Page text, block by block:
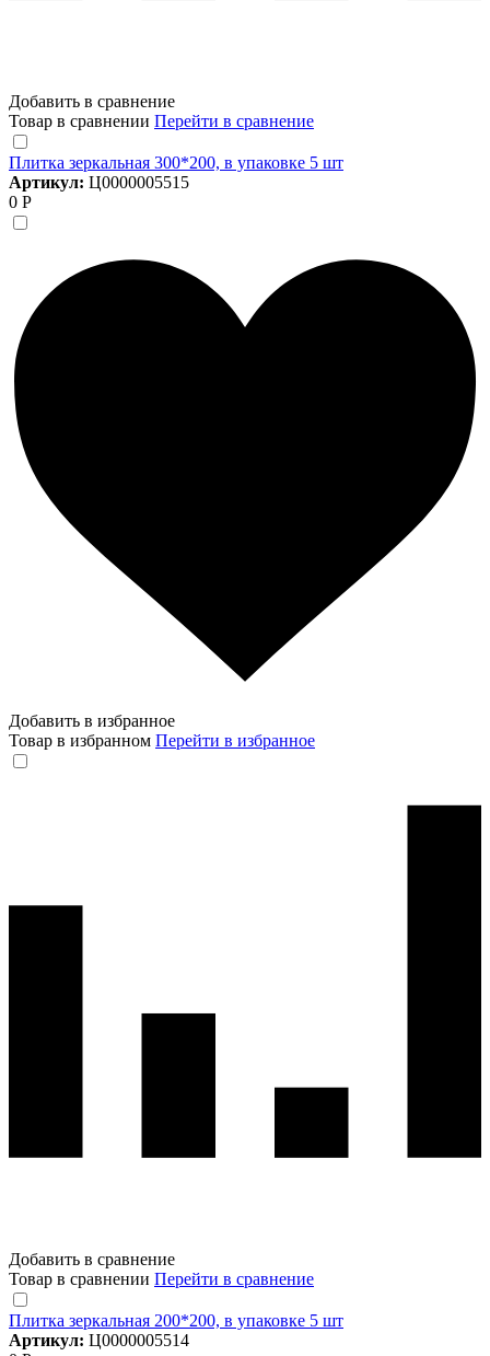
Добавить в сравнение
Товар в сравнении Перейти в сравнение
Плитка зеркальная 300*200, в упаковке 5 шт
Артикул: Ц0000005515
0 Р
Добавить в избранное
Товар в избранном Перейти в избранное
Добавить в сравнение
Товар в сравнении Перейти в сравнение
Плитка зеркальная 200*200, в упаковке 5 шт
Артикул: Ц0000005514